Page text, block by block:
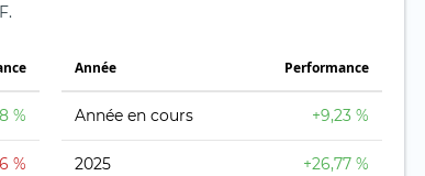
%
%
Année Performance
Année en cours +9,23 %
2025 +26,77 %